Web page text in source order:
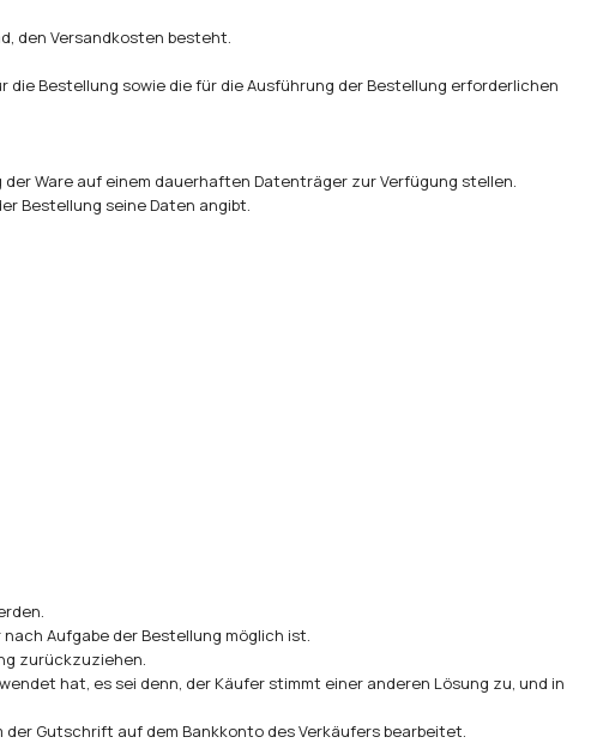
den Versandkosten besteht.
Bestellung sowie die für die Ausführung der Bestellung erforderlichen
Ware auf einem dauerhaften Datenträger zur Verfügung stellen.
Bestellung seine Daten angibt.
Aufgabe der Bestellung möglich ist.
zurückzuziehen.
hat, es sei denn, der Käufer stimmt einer anderen Lösung zu, und in
Gutschrift auf dem Bankkonto des Verkäufers bearbeitet.